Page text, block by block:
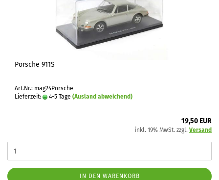
Porsche 911S
Art.Nr.: mag24Porsche
Lieferzeit:
4-5 Tage (Ausland abweichend)
19,50 EUR
inkl. 19% MwSt. zzgl. Versand
IN DEN WARENKORB